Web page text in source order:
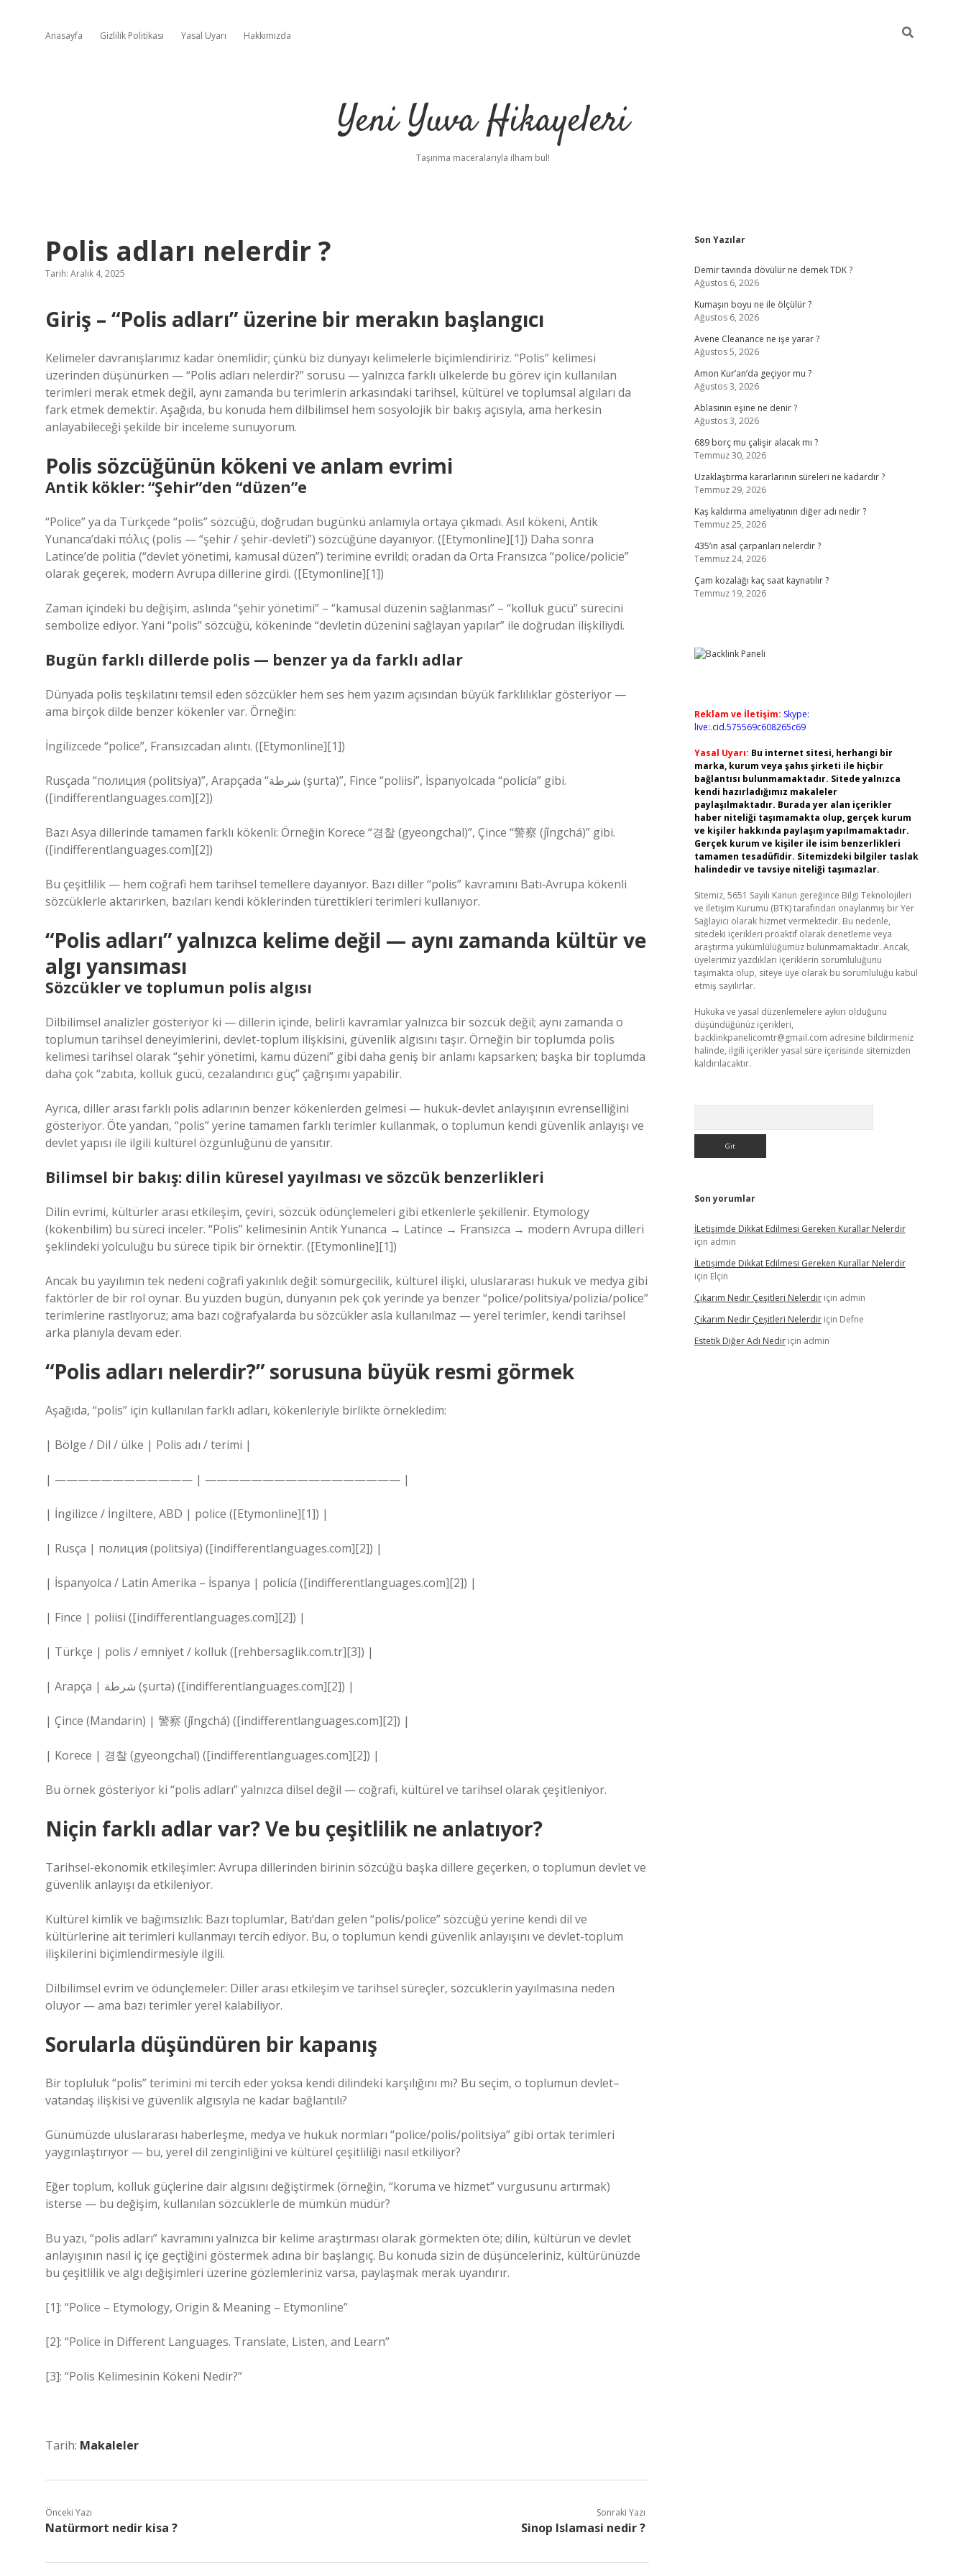
Anasayfa Gizlilik Politikası Yasal Uyarı Hakkımızda
Yeni Yuva Hikayeleri
Taşınma maceralarıyla ilham bul!
Polis adları nelerdir ?
Tarih: Aralık 4, 2025
Giriş – “Polis adları” üzerine bir merakın başlangıcı
Kelimeler davranışlarımız kadar önemlidir; çünkü biz dünyayı kelimelerle biçimlendiririz. “Polis” kelimesi
üzerinden düşünürken — “Polis adları nelerdir?” sorusu — yalnızca farklı ülkelerde bu görev için kullanılan
terimleri merak etmek değil, aynı zamanda bu terimlerin arkasındaki tarihsel, kültürel ve toplumsal algıları da
fark etmek demektir. Aşağıda, bu konuda hem dilbilimsel hem sosyolojik bir bakış açısıyla, ama herkesin
anlayabileceği şekilde bir inceleme sunuyorum.
Polis sözcüğünün kökeni ve anlam evrimi
Antik kökler: “Şehir”den “düzen”e
“Police” ya da Türkçede “polis” sözcüğü, doğrudan bugünkü anlamıyla ortaya çıkmadı. Asıl kökeni, Antik
Yunanca’daki πόλις (polis — “şehir / şehir-devleti”) sözcüğüne dayanıyor. ([Etymonline][1]) Daha sonra
Latince’de politia (“devlet yönetimi, kamusal düzen”) terimine evrildi; oradan da Orta Fransızca “police/policie”
olarak geçerek, modern Avrupa dillerine girdi. ([Etymonline][1])
Zaman içindeki bu değişim, aslında “şehir yönetimi” – “kamusal düzenin sağlanması” – “kolluk gücü” sürecini
sembolize ediyor. Yani “polis” sözcüğü, kökeninde “devletin düzenini sağlayan yapılar” ile doğrudan ilişkiliydi.
Bugün farklı dillerde polis — benzer ya da farklı adlar
Dünyada polis teşkilatını temsil eden sözcükler hem ses hem yazım açısından büyük farklılıklar gösteriyor —
ama birçok dilde benzer kökenler var. Örneğin:
İngilizcede “police”, Fransızcadan alıntı. ([Etymonline][1])
Rusçada “полиция (politsiya)”, Arapçada “شرطة (şurta)”, Fince “poliisi”, İspanyolcada “policía” gibi.
([indifferentlanguages.com][2])
Bazı Asya dillerinde tamamen farklı kökenli: Örneğin Korece “경찰 (gyeongchal)”, Çince “警察 (jǐngchá)” gibi.
([indifferentlanguages.com][2])
Bu çeşitlilik — hem coğrafi hem tarihsel temellere dayanıyor. Bazı diller “polis” kavramını Batı‑Avrupa kökenli
sözcüklerle aktarırken, bazıları kendi köklerinden türettikleri terimleri kullanıyor.
“Polis adları” yalnızca kelime değil — aynı zamanda kültür ve
algı yansıması
Sözcükler ve toplumun polis algısı
Dilbilimsel analizler gösteriyor ki — dillerin içinde, belirli kavramlar yalnızca bir sözcük değil; aynı zamanda o
toplumun tarihsel deneyimlerini, devlet-toplum ilişkisini, güvenlik algısını taşır. Örneğin bir toplumda polis
kelimesi tarihsel olarak “şehir yönetimi, kamu düzeni” gibi daha geniş bir anlamı kapsarken; başka bir toplumda
daha çok “zabıta, kolluk gücü, cezalandırıcı güç” çağrışımı yapabilir.
Ayrıca, diller arası farklı polis adlarının benzer kökenlerden gelmesi — hukuk-devlet anlayışının evrenselliğini
gösteriyor. Öte yandan, “polis” yerine tamamen farklı terimler kullanmak, o toplumun kendi güvenlik anlayışı ve
devlet yapısı ile ilgili kültürel özgünlüğünü de yansıtır.
Bilimsel bir bakış: dilin küresel yayılması ve sözcük benzerlikleri
Dilin evrimi, kültürler arası etkileşim, çeviri, sözcük ödünçlemeleri gibi etkenlerle şekillenir. Etymology
(kökenbilim) bu süreci inceler. “Polis” kelimesinin Antik Yunanca → Latince → Fransızca → modern Avrupa dilleri
şeklindeki yolculuğu bu sürece tipik bir örnektir. ([Etymonline][1])
Ancak bu yayılımın tek nedeni coğrafi yakınlık değil: sömürgecilik, kültürel ilişki, uluslararası hukuk ve medya gibi
faktörler de bir rol oynar. Bu yüzden bugün, dünyanın pek çok yerinde ya benzer “police/politsiya/polizia/police”
terimlerine rastlıyoruz; ama bazı coğrafyalarda bu sözcükler asla kullanılmaz — yerel terimler, kendi tarihsel
arka planıyla devam eder.
“Polis adları nelerdir?” sorusuna büyük resmi görmek
Aşağıda, “polis” için kullanılan farklı adları, kökenleriyle birlikte örnekledim:
| Bölge / Dil / ülke | Polis adı / terimi |
| ———————————— | ————————————————— |
| İngilizce / İngiltere, ABD | police ([Etymonline][1]) |
| Rusça | полиция (politsiya) ([indifferentlanguages.com][2]) |
| İspanyolca / Latin Amerika – İspanya | policía ([indifferentlanguages.com][2]) |
| Fince | poliisi ([indifferentlanguages.com][2]) |
| Türkçe | polis / emniyet / kolluk ([rehbersaglik.com.tr][3]) |
| Arapça | شرطة (şurta) ([indifferentlanguages.com][2]) |
| Çince (Mandarin) | 警察 (jǐngchá) ([indifferentlanguages.com][2]) |
| Korece | 경찰 (gyeongchal) ([indifferentlanguages.com][2]) |
Bu örnek gösteriyor ki “polis adları” yalnızca dilsel değil — coğrafi, kültürel ve tarihsel olarak çeşitleniyor.
Niçin farklı adlar var? Ve bu çeşitlilik ne anlatıyor?
Tarihsel-ekonomik etkileşimler: Avrupa dillerinden birinin sözcüğü başka dillere geçerken, o toplumun devlet ve
güvenlik anlayışı da etkileniyor.
Kültürel kimlik ve bağımsızlık: Bazı toplumlar, Batı’dan gelen “polis/police” sözcüğü yerine kendi dil ve
kültürlerine ait terimleri kullanmayı tercih ediyor. Bu, o toplumun kendi güvenlik anlayışını ve devlet-toplum
ilişkilerini biçimlendirmesiyle ilgili.
Dilbilimsel evrim ve ödünçlemeler: Diller arası etkileşim ve tarihsel süreçler, sözcüklerin yayılmasına neden
oluyor — ama bazı terimler yerel kalabiliyor.
Sorularla düşündüren bir kapanış
Bir topluluk “polis” terimini mi tercih eder yoksa kendi dilindeki karşılığını mı? Bu seçim, o toplumun devlet–
vatandaş ilişkisi ve güvenlik algısıyla ne kadar bağlantılı?
Günümüzde uluslararası haberleşme, medya ve hukuk normları “police/polis/politsiya” gibi ortak terimleri
yaygınlaştırıyor — bu, yerel dil zenginliğini ve kültürel çeşitliliği nasıl etkiliyor?
Eğer toplum, kolluk güçlerine dair algısını değiştirmek (örneğin, “koruma ve hizmet” vurgusunu artırmak)
isterse — bu değişim, kullanılan sözcüklerle de mümkün müdür?
Bu yazı, “polis adları” kavramını yalnızca bir kelime araştırması olarak görmekten öte; dilin, kültürün ve devlet
anlayışının nasıl iç içe geçtiğini göstermek adına bir başlangıç. Bu konuda sizin de düşünceleriniz, kültürünüzde
bu çeşitlilik ve algı değişimleri üzerine gözlemleriniz varsa, paylaşmak merak uyandırır.
[1]: “Police – Etymology, Origin & Meaning – Etymonline”
[2]: “Police in Different Languages. Translate, Listen, and Learn”
[3]: “Polis Kelimesinin Kökeni Nedir?”
Tarih: Makaleler
Önceki Yazı
Natürmort nedir kisa ?
Sonraki Yazı
Sinop Islamasi nedir ?
Sidebar
Son Yazılar
Demir tavında dövülür ne demek TDK ?
Ağustos 6, 2026
Kumaşın boyu ne ile ölçülür ?
Ağustos 6, 2026
Avene Cleanance ne işe yarar ?
Ağustos 5, 2026
Amon Kur’an’da geçiyor mu ?
Ağustos 3, 2026
Ablasının eşine ne denir ?
Ağustos 3, 2026
689 borç mu çalişir alacak mı ?
Temmuz 30, 2026
Uzaklaştırma kararlarının süreleri ne kadardır ?
Temmuz 29, 2026
Kaş kaldırma ameliyatının diğer adı nedir ?
Temmuz 25, 2026
435’in asal çarpanları nelerdir ?
Temmuz 24, 2026
Çam kozalağı kaç saat kaynatılır ?
Temmuz 19, 2026
Reklam ve İletişim: Skype:
live:.cid.575569c608265c69
Yasal Uyarı: Bu internet sitesi, herhangi bir
marka, kurum veya şahıs şirketi ile hiçbir
bağlantısı bulunmamaktadır. Sitede yalnızca
kendi hazırladığımız makaleler
paylaşılmaktadır. Burada yer alan içerikler
haber niteliği taşımamakta olup, gerçek kurum
ve kişiler hakkında paylaşım yapılmamaktadır.
Gerçek kurum ve kişiler ile isim benzerlikleri
tamamen tesadüfidir. Sitemizdeki bilgiler taslak
halindedir ve tavsiye niteliği taşımazlar.
Sitemiz, 5651 Sayılı Kanun gereğince Bilgi Teknolojileri
ve İletişim Kurumu (BTK) tarafından onaylanmış bir Yer
Sağlayıcı olarak hizmet vermektedir. Bu nedenle,
sitedeki içerikleri proaktif olarak denetleme veya
araştırma yükümlülüğümüz bulunmamaktadır. Ancak,
üyelerimiz yazdıkları içeriklerin sorumluluğunu
taşımakta olup, siteye üye olarak bu sorumluluğu kabul
etmiş sayılırlar.
Hukuka ve yasal düzenlemelere aykırı olduğunu
düşündüğünüz içerikleri,
backlinkpanelicomtr@gmail.com adresine bildirmeniz
halinde, ilgili içerikler yasal süre içerisinde sitemizden
kaldırılacaktır.
Son yorumlar
İLetişimde Dikkat Edilmesi Gereken Kurallar Nelerdir
için admin
İLetişimde Dikkat Edilmesi Gereken Kurallar Nelerdir
için Elçin
Çıkarım Nedir Çeşitleri Nelerdiriçin admin
Çıkarım Nedir Çeşitleri Nelerdiriçin Defne
Estetik Diğer Adı Nediriçin admin
Betexper giriş adresi